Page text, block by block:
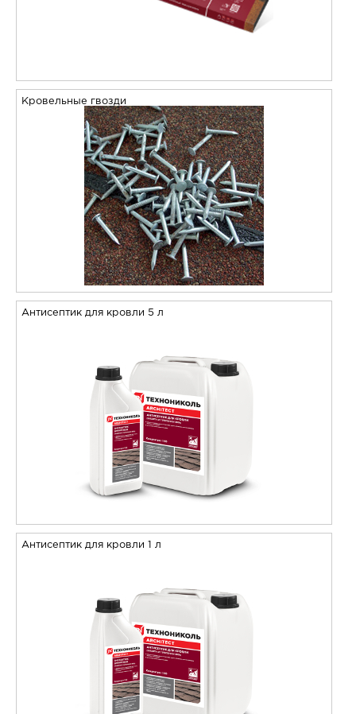
Кровельные гвозди
Антисептик для кровли 5 л
Антисептик для кровли 1 л